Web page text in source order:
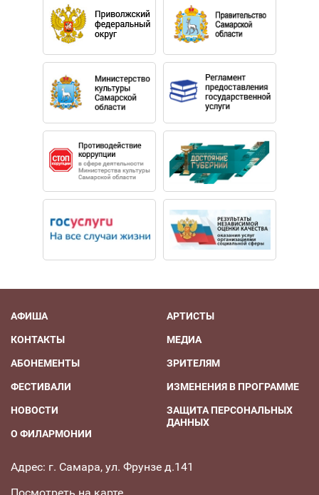
АФИША
КОНТАКТЫ
АБОНЕМЕНТЫ
ФЕСТИВАЛИ
НОВОСТИ
О ФИЛАРМОНИИ
АРТИСТЫ
МЕДИА
ЗРИТЕЛЯМ
ИЗМЕНЕНИЯ В ПРОГРАММЕ
ЗАЩИТА ПЕРСОНАЛЬНЫХ
ДАННЫХ
Адрес: г. Самара, ул. Фрунзе д.141